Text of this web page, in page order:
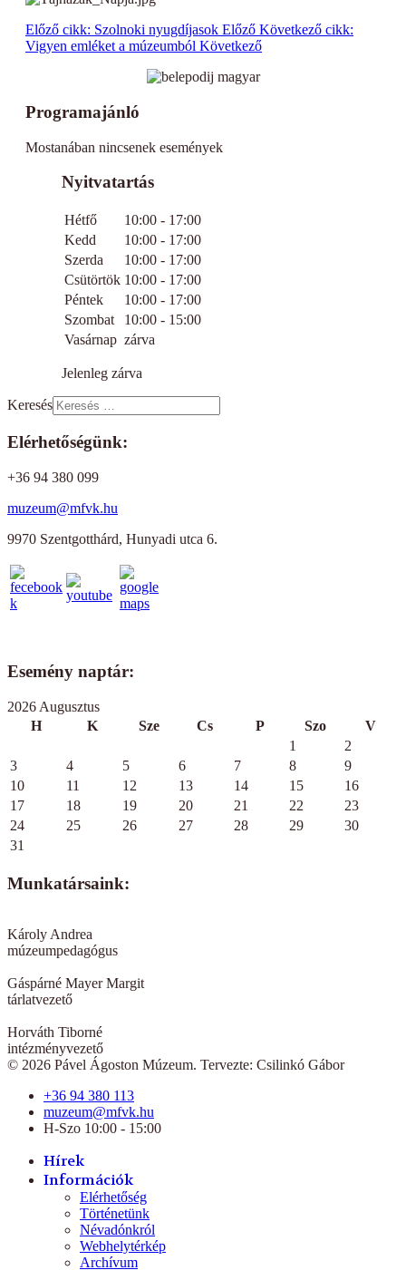
Előző cikk: Szolnoki nyugdíjasok Előző Következő cikk:
Vigyen emléket a múzeumból Következő
Programajánló
Mostanában nincsenek események
Nyitvatartás
Hétfő
10:00 - 17:00
Kedd
10:00 - 17:00
Szerda
10:00 - 17:00
Csütörtök 10:00 - 17:00
Péntek
10:00 - 17:00
Szombat
10:00 - 15:00
Vasárnap zárva
Jelenleg zárva
Keresés
Elérhetőségünk:
+36 94 380 099
muzeum@mfvk.hu
9970 Szentgotthárd, Hunyadi utca 6.
Esemény naptár:
2026 Augusztus
H
K Sze Cs P Szo
V
1
2
3
4 5 6 7 8
9
10
11 12 13 14 15
16
17
18 19 20 21 22
23
24
25 26 27 28 29
30
31
Munkatársaink:
Károly Andrea
múzeumpedagógus
Gáspárné Mayer Margit
tárlatvezető
Horváth Tiborné
intézményvezető
© 2026 Pável Ágoston Múzeum. Tervezte: Csilinkó Gábor
+36 94 380 113
muzeum@mfvk.hu
H-Szo 10:00 - 15:00
Hírek
Információk
Elérhetőség
Történetünk
Névadónkról
Webhelytérkép
Archívum